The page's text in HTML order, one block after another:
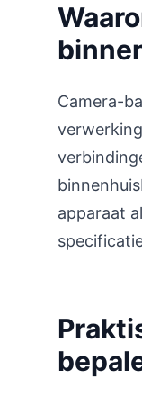
Camera-
apparaat